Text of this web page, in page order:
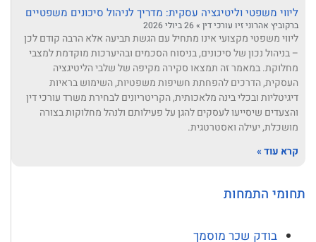
ליווי משפטי וליטיגציה עסקית: מדריך לניהול סיכונים משפטיים
ברקוביץ אהרוני זיו עורכי דין
ליווי משפטי מקצועי אינו מתחיל עם הגשת תביעה אלא הרבה קודם לכן
– בניהול נכון של סיכונים, בניסוח הסכמים ובהיערכות מוקדמת למצבי
מחלוקת. במאמר זה תמצאו סקירה מקיפה של שלבי הליטיגציה
העסקית, הדרכים להפחתת חשיפות משפטיות, השימוש בראיות
דיגיטליות ובכלי בינה מלאכותית, הקריטריונים לבחירת משרד עורכי דין
והצעדים שיסייעו לעסקים להגן על פעילותם ולנהל מחלוקות בצורה
מושכלת, יעילה ואסטרטגית.
קרא עוד »
תחומי התמחות
בודק שכר מוסמך